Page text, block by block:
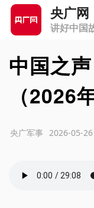
央广网
讲好中国
中国之
（2026
2026-05-
央广军事